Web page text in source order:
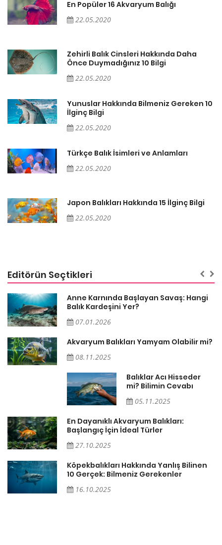
En Popüler 16 Akvaryum Balığı
22.05.2020
Zehirli Balık Cinsleri Hakkında Daha
Önce Duymadığınız 10 Bilgi
22.05.2020
Yunuslar Hakkında Bilmeniz Gereken 10
İlginç Bilgi
22.05.2020
Türkçe Balık İsimleri ve Anlamları
22.05.2020
Japon Balıkları Hakkında 15 İlginç Bilgi
22.05.2020
Editörün Seçtikleri
Anne Karnında Başlayan Savaş: Hangi
Balık Kardeşini Yer?
07.01.2026
Akvaryum Balıkları Yamyam Olabilir mi?
08.11.2025
Balıklar Acı Hisseder
mi? Bilimin Cevabı
05.11.2025
En Dayanıklı Akvaryum Balıkları:
Başlangıç İçin İdeal Türler
27.10.2025
Köpekbalıkları Hakkında Yanlış Bilinen
10 Gerçek: Bilmeniz Gerekenler
16.10.2025